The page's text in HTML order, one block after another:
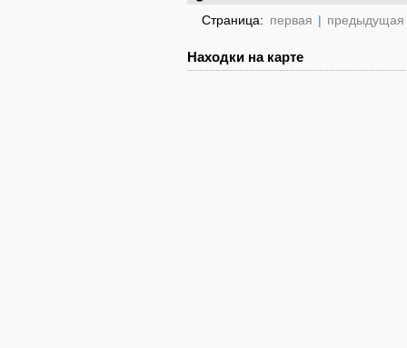
Страница: первая | предыдущая
Находки на карте